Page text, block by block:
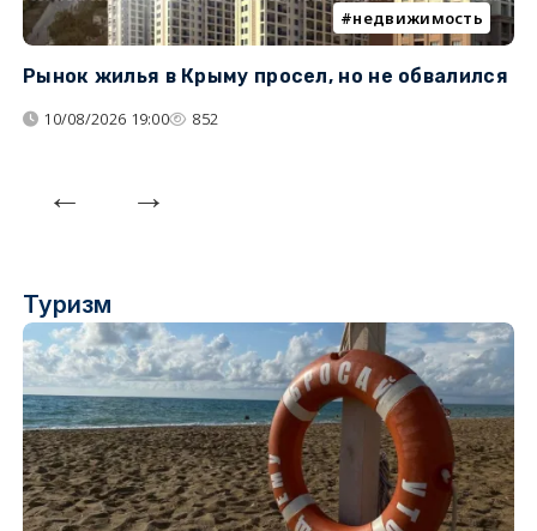
недвижимость
Рынок жилья в Крыму просел, но не обвалился
10/08/2026 19:00 852
Туризм